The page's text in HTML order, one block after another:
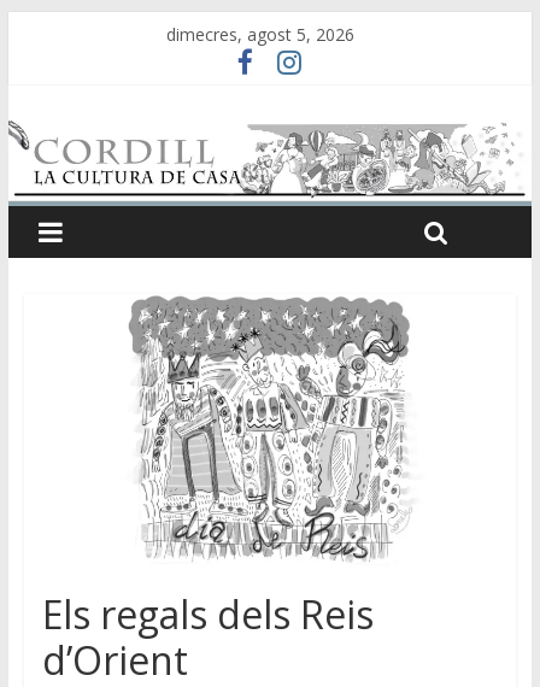
dimecres, agost 5, 2026
Els regals dels Reis
d’Orient